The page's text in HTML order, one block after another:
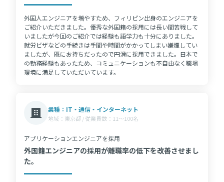
外国人エンジニアを増やすため、フィリピン出身のエンジニアを
ご紹介いただきました。優秀な外国籍の採用には長い間苦戦して
いましたが今回のご紹介では経験も語学力も十分にありました。
就労ビザなどの手続きは手間や時間がかかってしまい嫌煙してい
ましたが、既にお持ちだったので円滑に採用できました。日本で
の勤務経験もあったため、コミュニケーションも不自由なく職場
環境に満足していただいています。
業種：IT・通信・インターネット
地域：東京都 / 従業員数：11〜100名
アプリケーションエンジニアを採用
外国籍エンジニアの採用が離職率の低下を改善させまし
た。